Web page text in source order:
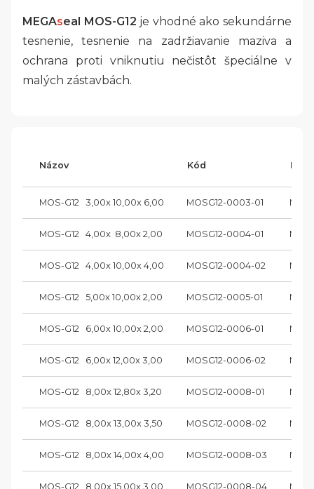
MEGAseal MOS-G12 je vhodné ako sekundárne
tesnenie, tesnenie na zadržiavanie maziva a
ochrana proti vniknutiu nečistôt špeciálne v
malých zástavbách.
Názov Kód
MOS-G12   3,00x 10,00x 6,00 MOSG12-0003-01
MOS-G12   4,00x  8,00x 2,00 MOSG12-0004-01
MOS-G12   4,00x 10,00x 4,00 MOSG12-0004-02
MOS-G12   5,00x 10,00x 2,00 MOSG12-0005-01
MOS-G12   6,00x 10,00x 2,00 MOSG12-0006-01
MOS-G12   6,00x 12,00x 3,00 MOSG12-0006-02
MOS-G12   8,00x 12,80x 3,20 MOSG12-0008-01
MOS-G12   8,00x 13,00x 3,50 MOSG12-0008-02
MOS-G12   8,00x 14,00x 4,00 MOSG12-0008-03
MOS-G12   8,00x 15,00x 3,00 MOSG12-0008-04